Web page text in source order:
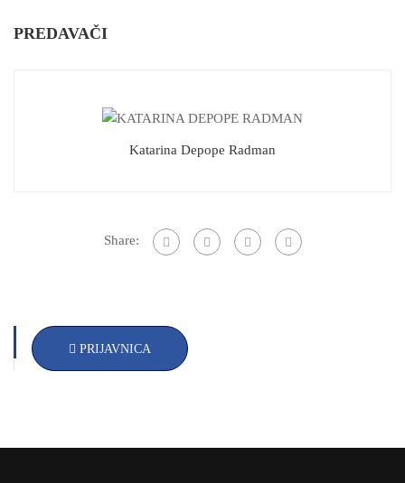
PREDAVAČI
Katarina Depope Radman
Share:
PRIJAVNICA